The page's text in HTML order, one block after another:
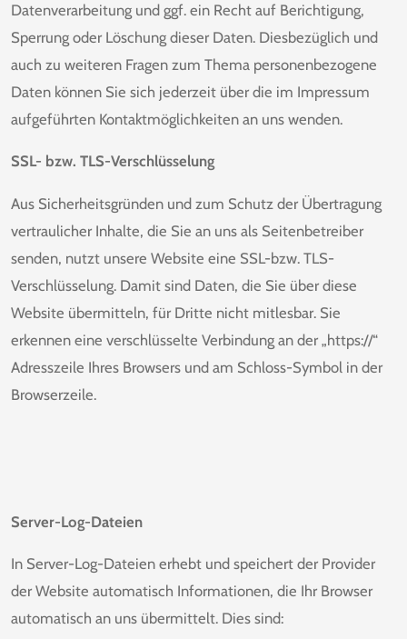
Datenverarbeitung und ggf. ein Recht auf Berichtigung,
Sperrung oder Löschung dieser Daten. Diesbezüglich und
auch zu weiteren Fragen zum Thema personenbezogene
Daten können Sie sich jederzeit über die im Impressum
aufgeführten Kontaktmöglichkeiten an uns wenden.
SSL- bzw. TLS-Verschlüsselung
Aus Sicherheitsgründen und zum Schutz der Übertragung
vertraulicher Inhalte, die Sie an uns als Seitenbetreiber
senden, nutzt unsere Website eine SSL-bzw. TLS-
Verschlüsselung. Damit sind Daten, die Sie über diese
Website übermitteln, für Dritte nicht mitlesbar. Sie
erkennen eine verschlüsselte Verbindung an der „https://“
Adresszeile Ihres Browsers und am Schloss-Symbol in der
Browserzeile.
Server-Log-Dateien
In Server-Log-Dateien erhebt und speichert der Provider
der Website automatisch Informationen, die Ihr Browser
automatisch an uns übermittelt. Dies sind: